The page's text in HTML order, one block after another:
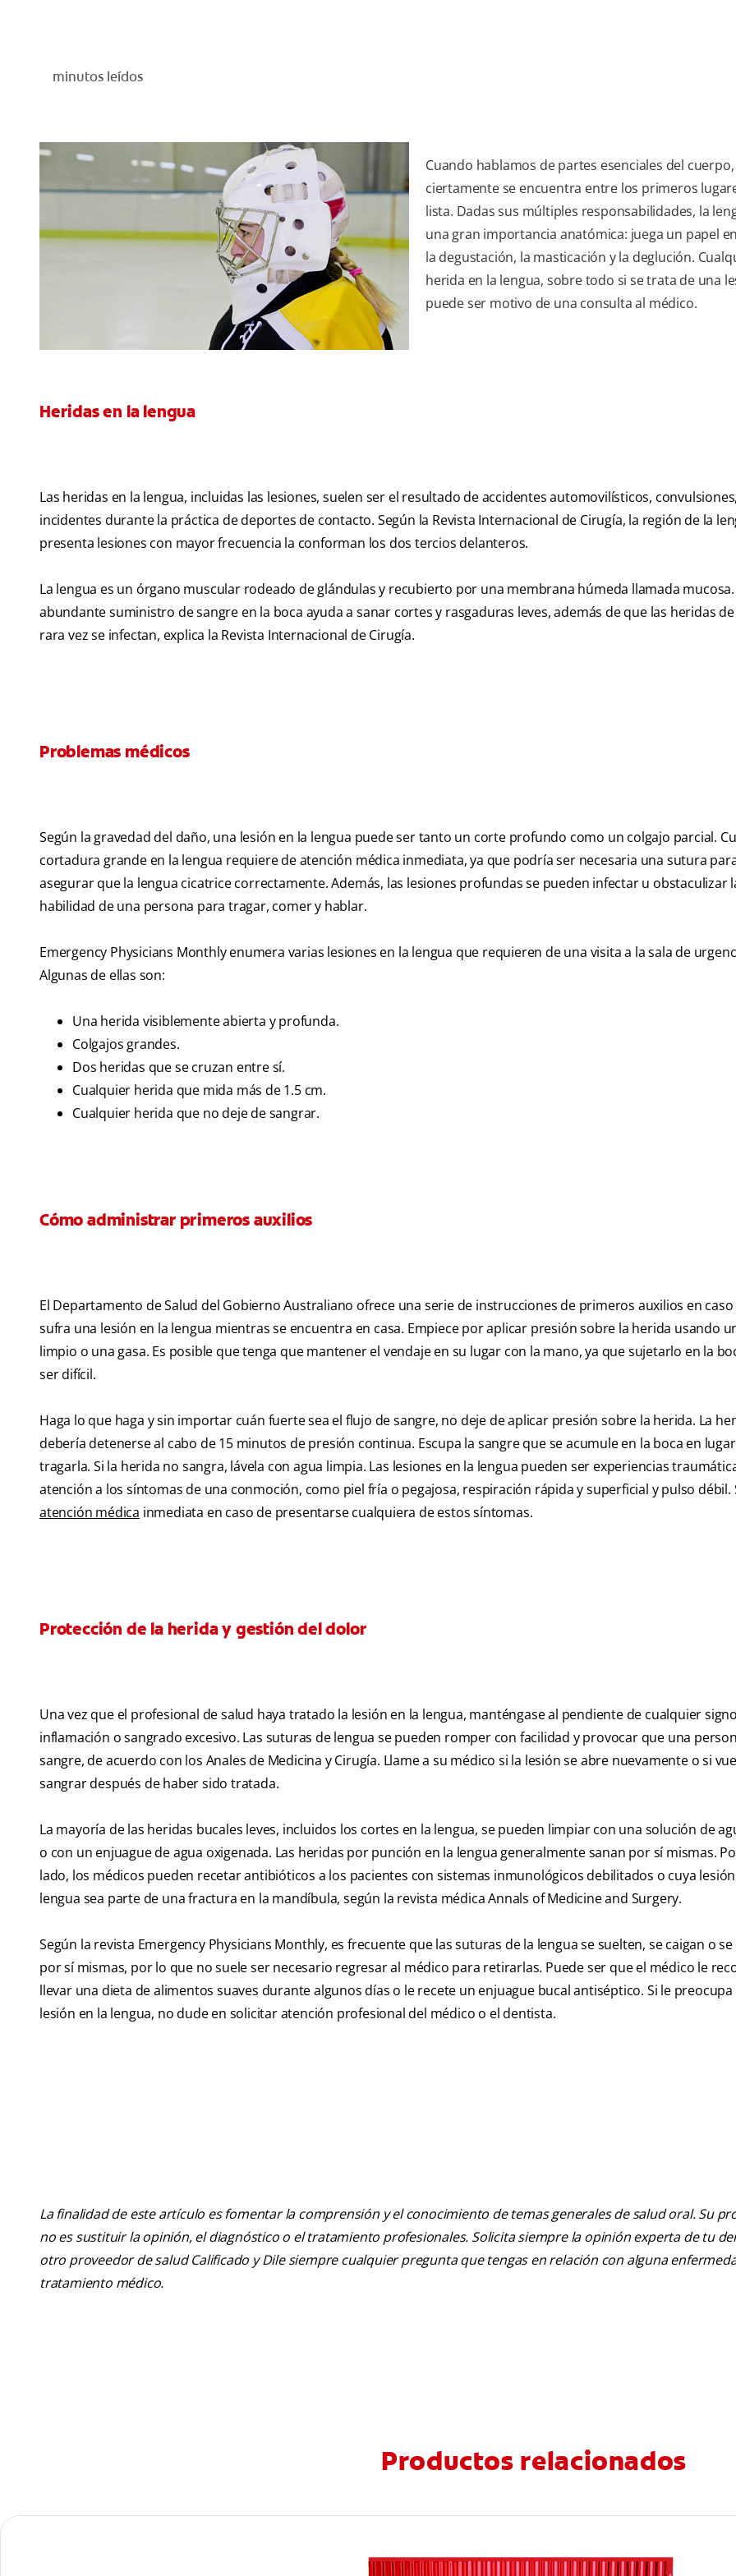
minutos leídos
Cuando hablamos de partes esenciales del
ciertamente se encuentra entre los primeros
lista. Dadas sus múltiples responsabilidades, la
una gran importancia anatómica: juega un papel
la degustación, la masticación y la deglución.
herida en la lengua, sobre todo si se trata de una
puede ser motivo de una consulta al médico.
Heridas en la lengua
Las heridas en la lengua, incluidas las lesiones, suelen ser el resultado de accidentes automovilísticos,
incidentes durante la práctica de deportes de contacto. Según la Revista Internacional de Cirugía, la región de la
presenta lesiones con mayor frecuencia la conforman los dos tercios delanteros.
La lengua es un órgano muscular rodeado de glándulas y recubierto por una membrana húmeda llamada mucosa.
abundante suministro de sangre en la boca ayuda a sanar cortes y rasgaduras leves, además de que las heridas
rara vez se infectan, explica la Revista Internacional de Cirugía.
Problemas médicos
Según la gravedad del daño, una lesión en la lengua puede ser tanto un corte profundo como un colgajo parcial.
cortadura grande en la lengua requiere de atención médica inmediata, ya que podría ser necesaria una sutura
asegurar que la lengua cicatrice correctamente. Además, las lesiones profundas se pueden infectar u obstaculizar
habilidad de una persona para tragar, comer y hablar.
Emergency Physicians Monthly enumera varias lesiones en la lengua que requieren de una visita a la sala de
Algunas de ellas son:
Una herida visiblemente abierta y profunda.
Colgajos grandes.
Dos heridas que se cruzan entre sí.
Cualquier herida que mida más de 1.5 cm.
Cualquier herida que no deje de sangrar.
Cómo administrar primeros auxilios
El Departamento de Salud del Gobierno Australiano ofrece una serie de instrucciones de primeros auxilios en
sufra una lesión en la lengua mientras se encuentra en casa. Empiece por aplicar presión sobre la herida usando
limpio o una gasa. Es posible que tenga que mantener el vendaje en su lugar con la mano, ya que sujetarlo en la
ser difícil.
Haga lo que haga y sin importar cuán fuerte sea el flujo de sangre, no deje de aplicar presión sobre la herida. La
debería detenerse al cabo de 15 minutos de presión continua. Escupa la sangre que se acumule en la boca en
tragarla. Si la herida no sangra, lávela con agua limpia. Las lesiones en la lengua pueden ser experiencias
atención a los síntomas de una conmoción, como piel fría o pegajosa, respiración rápida y superficial y pulso débil.
atención médica inmediata en caso de presentarse cualquiera de estos síntomas.
Protección de la herida y gestión del dolor
Una vez que el profesional de salud haya tratado la lesión en la lengua, manténgase al pendiente de cualquier
inflamación o sangrado excesivo. Las suturas de lengua se pueden romper con facilidad y provocar que una
sangre, de acuerdo con los Anales de Medicina y Cirugía. Llame a su médico si la lesión se abre nuevamente o si
sangrar después de haber sido tratada.
La mayoría de las heridas bucales leves, incluidos los cortes en la lengua, se pueden limpiar con una solución de
o con un enjuague de agua oxigenada. Las heridas por punción en la lengua generalmente sanan por sí mismas.
lado, los médicos pueden recetar antibióticos a los pacientes con sistemas inmunológicos debilitados o cuya
lengua sea parte de una fractura en la mandíbula, según la revista médica Annals of Medicine and Surgery.
Según la revista Emergency Physicians Monthly, es frecuente que las suturas de la lengua se suelten, se caigan o
por sí mismas, por lo que no suele ser necesario regresar al médico para retirarlas. Puede ser que el médico le
llevar una dieta de alimentos suaves durante algunos días o le recete un enjuague bucal antiséptico. Si le preocupa
lesión en la lengua, no dude en solicitar atención profesional del médico o el dentista.
La finalidad de este artículo es fomentar la comprensión y el conocimiento de temas generales de salud oral. Su
no es sustituir la opinión, el diagnóstico o el tratamiento profesionales. Solicita siempre la opinión experta de tu
otro proveedor de salud Calificado y Dile siempre cualquier pregunta que tengas en relación con alguna
tratamiento médico.
Productos relacionados